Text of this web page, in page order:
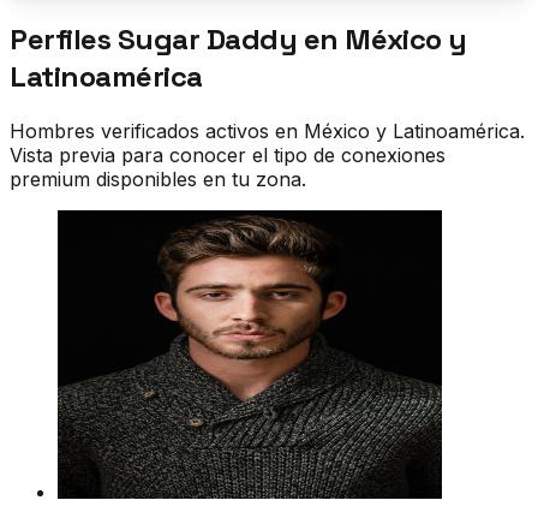
Perfiles Sugar Daddy en México y
Latinoamérica
Hombres verificados activos en México y Latinoamérica.
Vista previa para conocer el tipo de conexiones
premium disponibles en tu zona.